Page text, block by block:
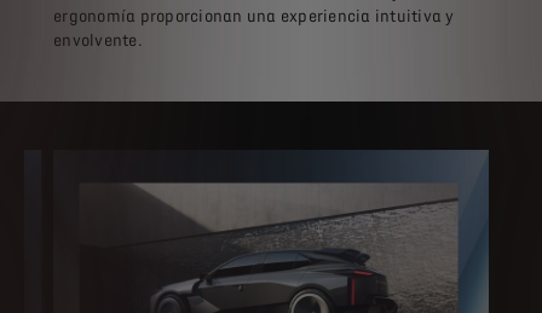
ergonomía proporcionan una experiencia intuitiva y
envolvente.